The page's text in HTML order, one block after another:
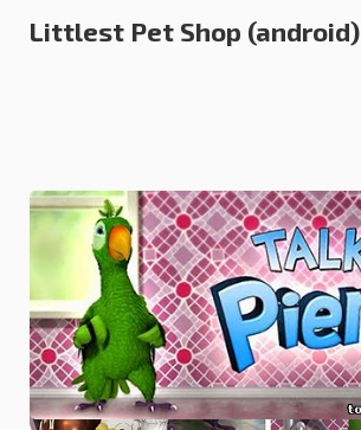
Littlest Pet Shop (android)